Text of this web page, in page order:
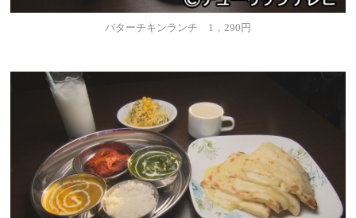
バターチキンランチ 1，290円